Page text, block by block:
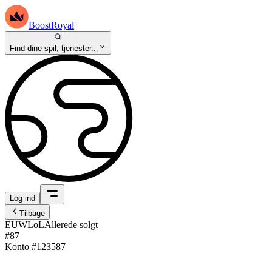
BoostRoyal
Find dine spil, tjenester...
Log ind
Tilbage
EUWLoLAllerede solgt
#87
Konto #123587